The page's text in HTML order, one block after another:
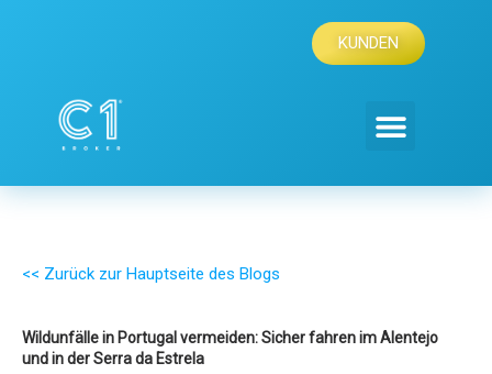
KUNDEN
<< Zurück zur Hauptseite des Blogs
Wildunfälle in Portugal vermeiden: Sicher fahren im Alentejo
und in der Serra da Estrela